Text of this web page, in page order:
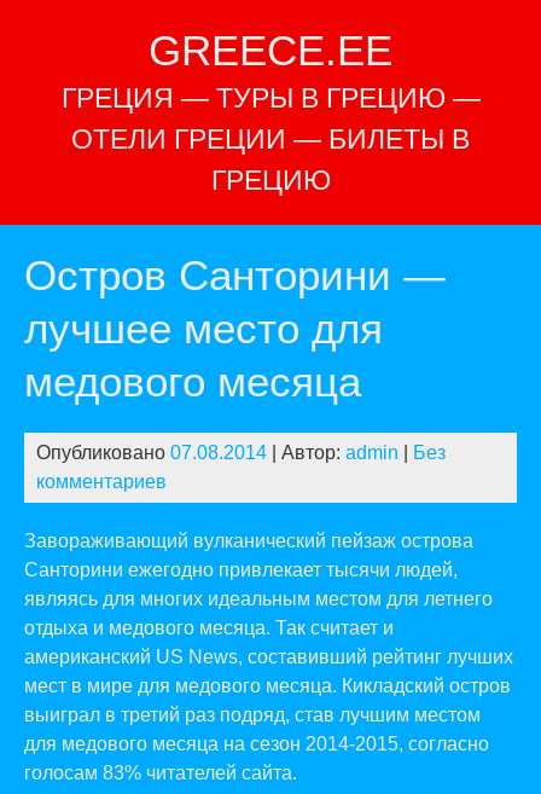
GREECE.EE
ГРЕЦИЯ — ТУРЫ В ГРЕЦИЮ —
ОТЕЛИ ГРЕЦИИ — БИЛЕТЫ В
ГРЕЦИЮ
Остров Санторини —
лучшее место для
медового месяца
Опубликовано 07.08.2014 | Автор: admin
Без
комментариев
Завораживающий вулканический пейзаж острова
Санторини ежегодно привлекает тысячи людей,
являясь для многих идеальным местом для летнего
отдыха и медового месяца. Так считает и
американский US News, составивший рейтинг лучших
мест в мире для медового месяца. Кикладский остров
выиграл в третий раз подряд, став лучшим местом
для медового месяца на сезон 2014-2015, согласно
голосам 83% читателей сайта.